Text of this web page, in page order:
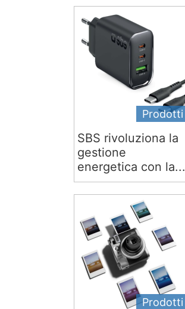
Prodotti
SBS rivoluziona la
gestione
energetica con la...
Prodotti